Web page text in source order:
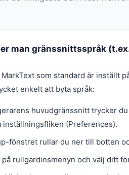
man gränssnittsspråk
MarkText som standard är inställt
enkelt att byta språk:
huvudgränssnitt trycker du
inställningsfliken (Preferences).
fönstret rullar du ner till botten
på rullgardinsmenyn och välj ditt